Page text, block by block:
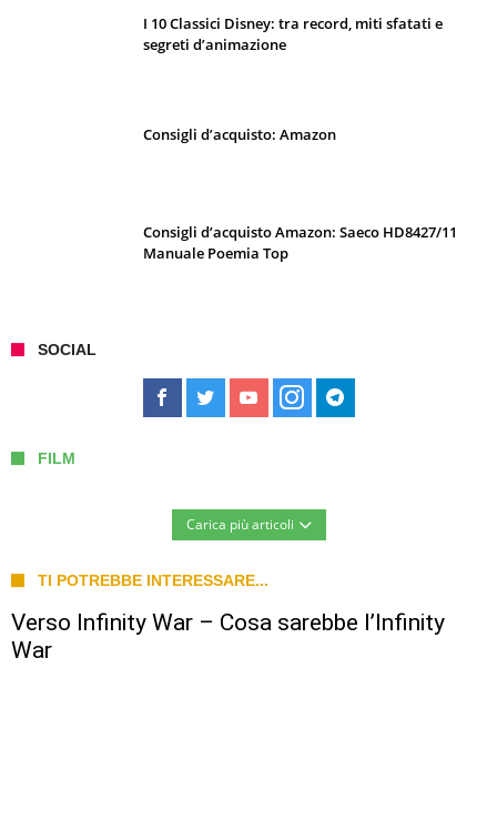
I 10 Classici Disney: tra record, miti sfatati e
segreti d’animazione
Consigli d’acquisto: Amazon
Consigli d’acquisto Amazon: Saeco HD8427/11
Manuale Poemia Top
SOCIAL
FILM
Carica più articoli
TI POTREBBE INTERESSARE...
Verso Infinity War – Cosa sarebbe l’Infinity
War